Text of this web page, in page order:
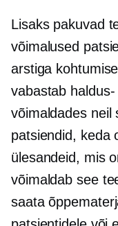
Lisaks pakuvad
võimalused
arstiga
vabastab haldus-
võimaldades neil
patsiendid, keda
ülesandeid, mis
võimaldab see
saata